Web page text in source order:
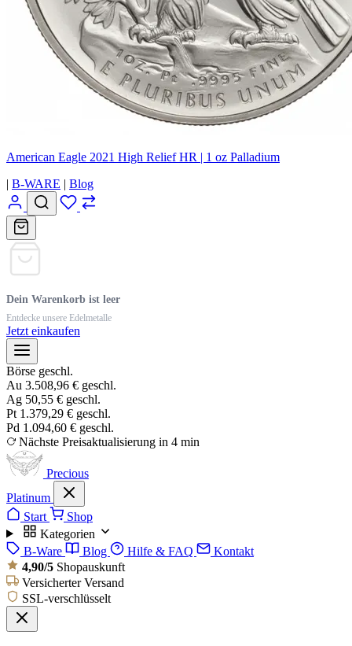
American Eagle 2021 High Relief HR | 1 oz Palladium
| B-WARE | Blog
Dein Warenkorb ist leer
Entdecke unsere Edelmetalle
Jetzt einkaufen
Börse geschl.
Au 3.508,96 € geschl.
Ag 50,55 € geschl.
Pt 1.379,29 € geschl.
Pd 1.094,60 € geschl.
Nächste Preisaktualisierung in 4 min
Precious
Platinum
Start
Shop
Kategorien
B-Ware
Blog Hilfe & FAQ
Kontakt
4,90/5 Shopauskunft
Versicherter Versand
SSL-verschlüsselt